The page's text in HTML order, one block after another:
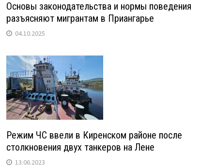
Основы законодательства и нормы поведения
разъясняют мигрантам в Приангарье
04.10.2025
Режим ЧС ввели в Киренском районе после
столкновения двух танкеров на Лене
13.06.2023